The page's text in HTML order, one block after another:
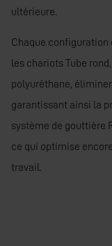
ultérieure.
Chaque configuration
les chariots Tube
polyuréthane,
garantissant ainsi la
système de gouttière
ce qui optimise
travail.